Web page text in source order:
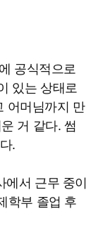
공식적으로
있는 상태로
어머님까지 만
거 같다. 썸
.
에서 근무 중이
학부 졸업 후